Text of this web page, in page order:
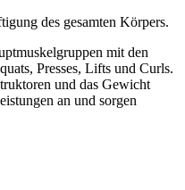
des gesamten Körpers.
mit den
Presses, Lifts und Curls.
und das Gewicht
an und sorgen